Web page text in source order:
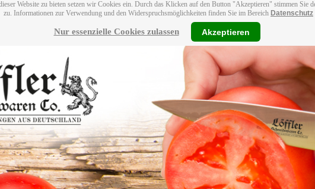
Website zu bieten setzen wir Cookies ein. Durch das Klicken auf den Button "Akzeptieren" stimmen Sie
zu. Informationen zur Verwendung und den Widerspruchsmöglichkeiten finden Sie im Bereich Datenschutz
Nur essenzielle Cookies zulassen Akzeptieren